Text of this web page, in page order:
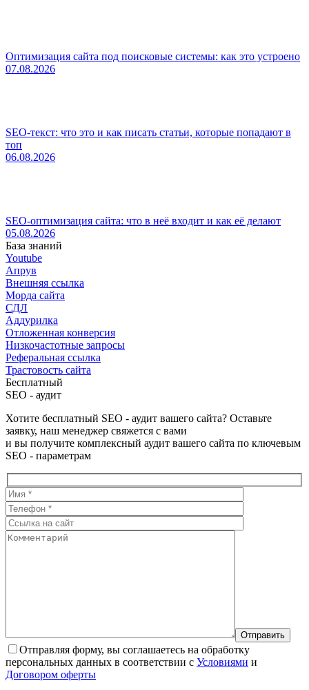
Оптимизация сайта под поисковые системы: как это устроено
07.08.2026
SEO-текст: что это и как писать статьи, которые попадают в
топ
06.08.2026
SEO-оптимизация сайта: что в неё входит и как её делают
05.08.2026
База знаний
Youtube
Апрув
Внешняя ссылка
Морда сайта
СДЛ
Аддурилка
Отложенная конверсия
Низкочастотные запросы
Реферальная ссылка
Трастовость сайта
Бесплатный
SEO - аудит
Хотите бесплатный SEO - аудит вашего сайта? Оставьте
заявку, наш менеджер свяжется с вами
и вы получите комплексный аудит вашего сайта по ключевым
SEO - параметрам
Отправляя форму, вы соглашаетесь на обработку
персональных данных в соответствии с Условиями и
Договором оферты